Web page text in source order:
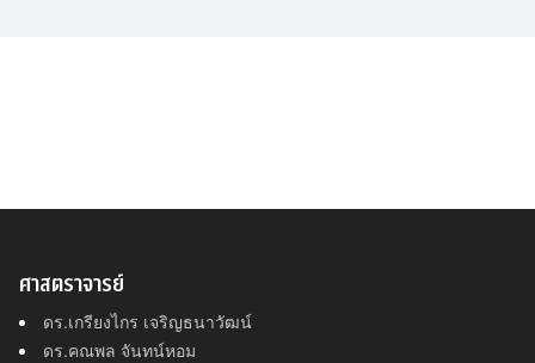
ศาสตราจารย์
ดร.เกรียงไกร เจริญธนาวัฒน์
ดร.คณพล จันทน์หอม